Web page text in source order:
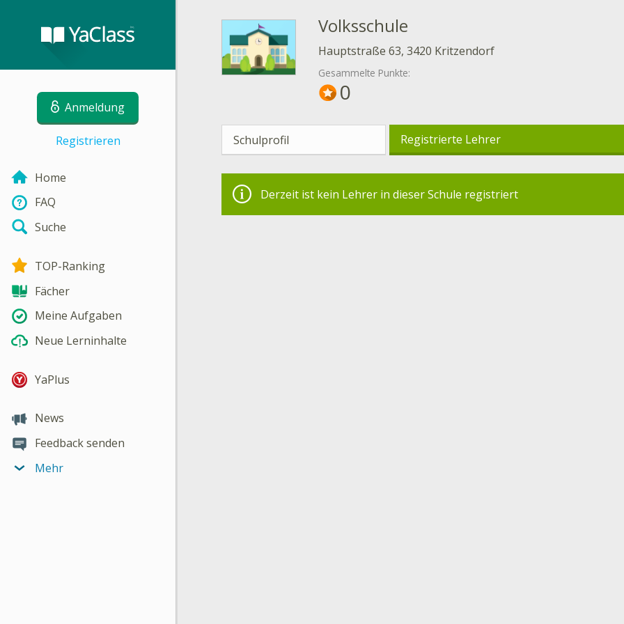
Anmeldung
Registrieren
Home
FAQ
Suche
TOP-Ranking
Fächer
Meine Aufgaben
Neue Lerninhalte
YaPlus
News
Feedback senden
Mehr
Volksschule
Hauptstraße 63, 3420 Kritzendorf
Gesammelte Punkte:
0
Schulprofil Registrierte Lehrer
Derzeit ist kein Lehrer in dieser Schule registriert